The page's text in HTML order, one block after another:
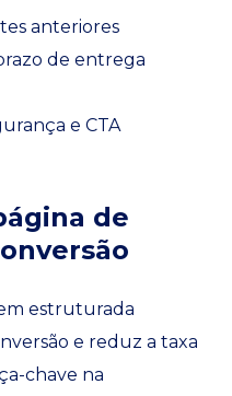
anteriores
de entrega
e CTA
de
estruturada
e reduz a taxa
chave na